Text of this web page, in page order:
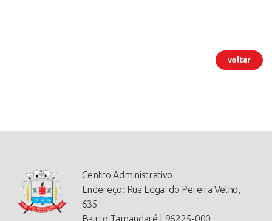
voltar
Centro Administrativo
Endereço: Rua Edgardo Pereira Velho,
635
Bairro Tamandaré | 96225-000